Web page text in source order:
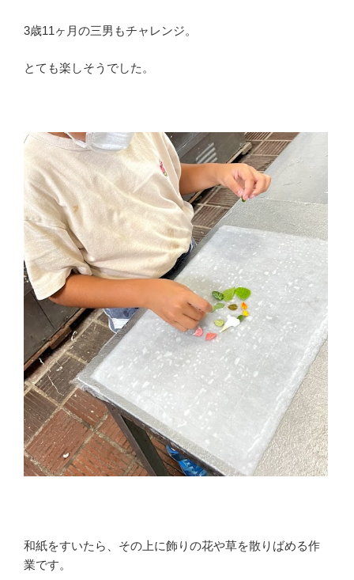
3歳11ヶ月の三男もチャレンジ。
とても楽しそうでした。
和紙をすいたら、その上に飾りの花や草を散りばめる作
業です。